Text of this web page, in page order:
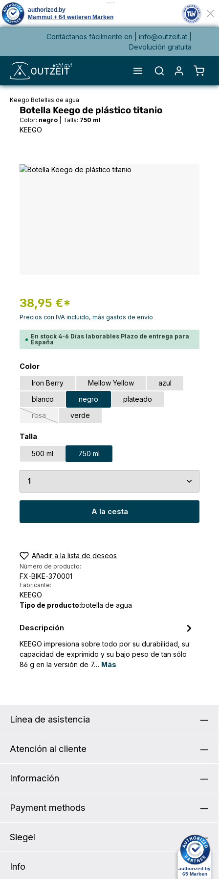
principalContáctanos fácilmente en | info@outzeit.at
Devolución gratuita
El
Keego Botellas de agua
Botella Keego de plástico titanio
Color: negro Talla: 750 ml
KEEGO
Omitir galería de imágenes
38,95 €*
Precios con IVA incluido, más gastos de envío
En stock 4-6 Días laborables Plazo de entrega para
España
Seleccione
Color
Iron Berry
Mellow Yellow
azul
blanco
negro
plateado
rosa
(Esta opción no está disponible en este momento.)
verde
Seleccione
Talla
500 ml 750 ml
Cantidad del producto: introduce la cantidad
A la cesta
Añadir a la lista de deseos
Número de producto:
FX-BIKE-370001
Fabricante:
KEEGO
Tipo de producto:botella de agua
Descripción
KEEGO impresiona sobre todo por su durabilidad, su
capacidad de exprimido y su bajo peso de tan sólo
86 g en la versión de 7… Más
Línea de asistencia
Atención al cliente
Información
Payment methods
Siegel
Info